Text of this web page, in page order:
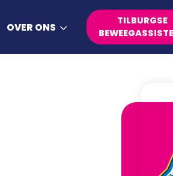
OVER ONS
TILBURGSE